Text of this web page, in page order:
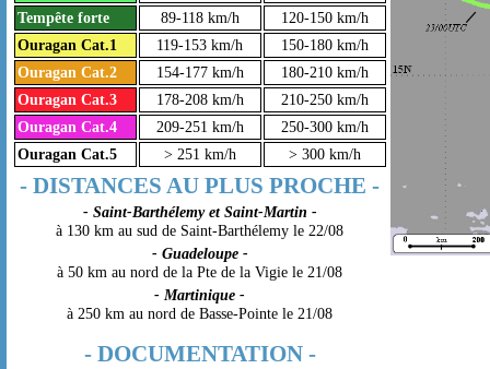
Tempête forte
89-118 km/h
120-150 km/h
Ouragan Cat.1
119-153 km/h
150-180 km/h
Ouragan Cat.2
154-177 km/h
180-210 km/h
Ouragan Cat.3
178-208 km/h
210-250 km/h
Ouragan Cat.4
209-251 km/h
250-300 km/h
Ouragan Cat.5
> 251 km/h > 300 km/h
- DISTANCES AU PLUS PROCHE -
- Saint-Barthélemy et Saint-Martin -
à 130 km au sud de Saint-Barthélemy le 22/08
- Guadeloupe -
à 50 km au nord de la Pte de la Vigie le 21/08
- Martinique -
à 250 km au nord de Basse-Pointe le 21/08
- DOCUMENTATION -